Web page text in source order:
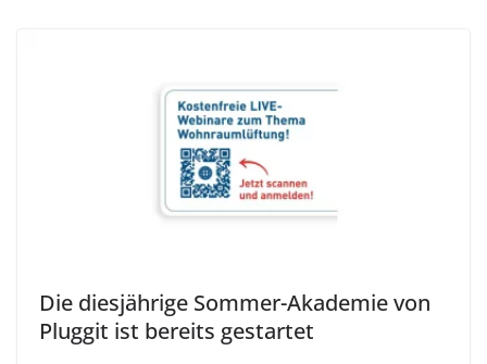
Die diesjährige Sommer-Akademie von
Pluggit ist bereits gestartet